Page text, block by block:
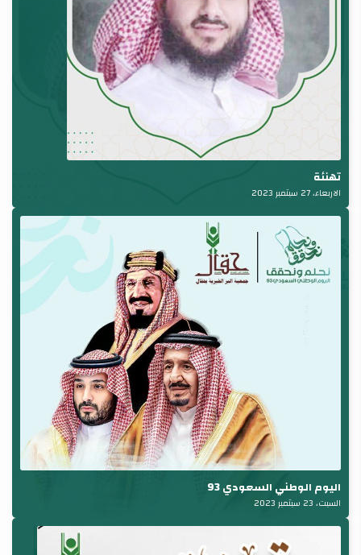
تهنئة
الاربعاء، 27 سبتمبر 2023
اليوم الوطني السعودي 93
السبت، 23 سبتمبر 2023